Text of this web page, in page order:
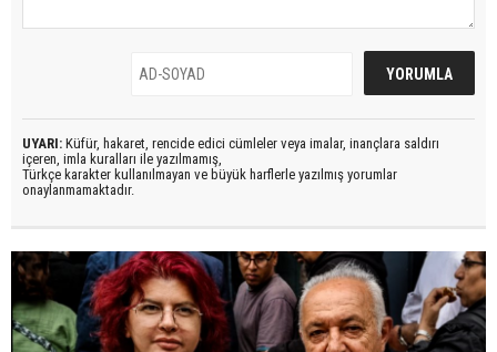
UYARI: Küfür, hakaret, rencide edici cümleler veya imalar, inançlara saldırı
içeren, imla kuralları ile yazılmamış,
Türkçe karakter kullanılmayan ve büyük harflerle yazılmış yorumlar
onaylanmamaktadır.